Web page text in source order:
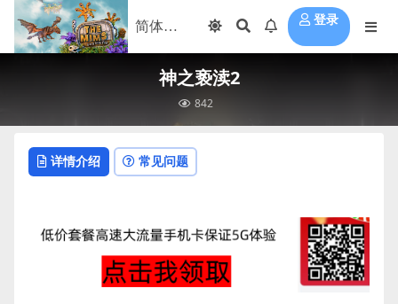
登录
神之亵渎2
842
详情介绍 常见问题